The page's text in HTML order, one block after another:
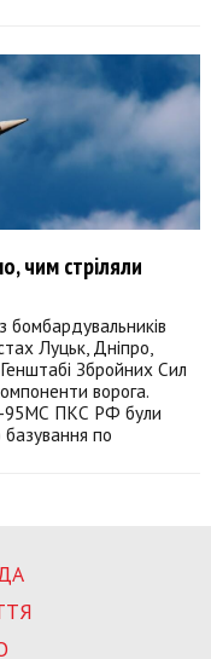
чим стріляли
бомбардувальників
Луцьк, Дніпро,
Збройних Сил
ворога.
95МС ПКС РФ були
базування по